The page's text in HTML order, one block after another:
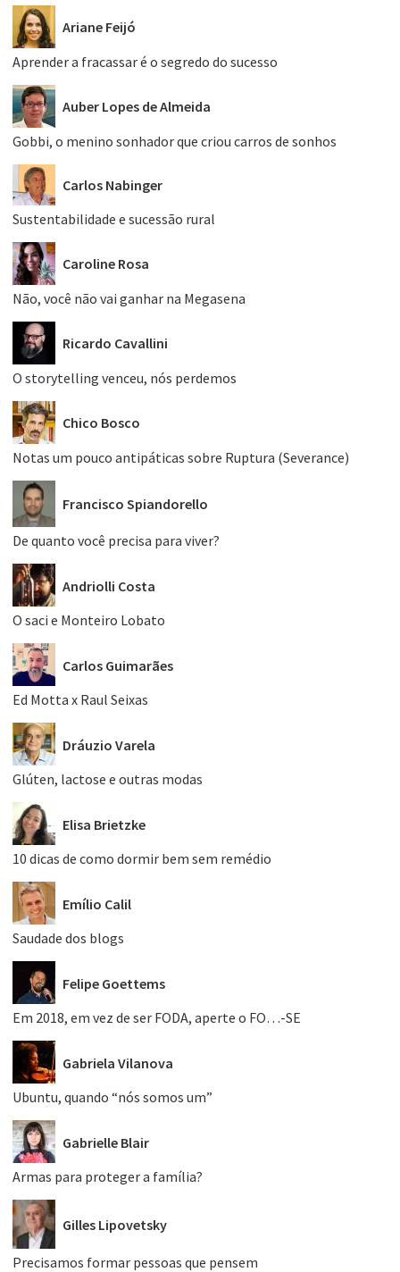
Ariane Feijó
Aprender a fracassar é o segredo do sucesso
Auber Lopes de Almeida
Gobbi, o menino sonhador que criou carros de sonhos
Carlos Nabinger
Sustentabilidade e sucessão rural
Caroline Rosa
Não, você não vai ganhar na Megasena
Ricardo Cavallini
O storytelling venceu, nós perdemos
Chico Bosco
Notas um pouco antipáticas sobre Ruptura (Severance)
Francisco Spiandorello
De quanto você precisa para viver?
Andriolli Costa
O saci e Monteiro Lobato
Carlos Guimarães
Ed Motta x Raul Seixas
Dráuzio Varela
Glúten, lactose e outras modas
Elisa Brietzke
10 dicas de como dormir bem sem remédio
Emílio Calil
Saudade dos blogs
Felipe Goettems
Em 2018, em vez de ser FODA, aperte o FO…-SE
Gabriela Vilanova
Ubuntu, quando “nós somos um”
Gabrielle Blair
Armas para proteger a família?
Gilles Lipovetsky
Precisamos formar pessoas que pensem